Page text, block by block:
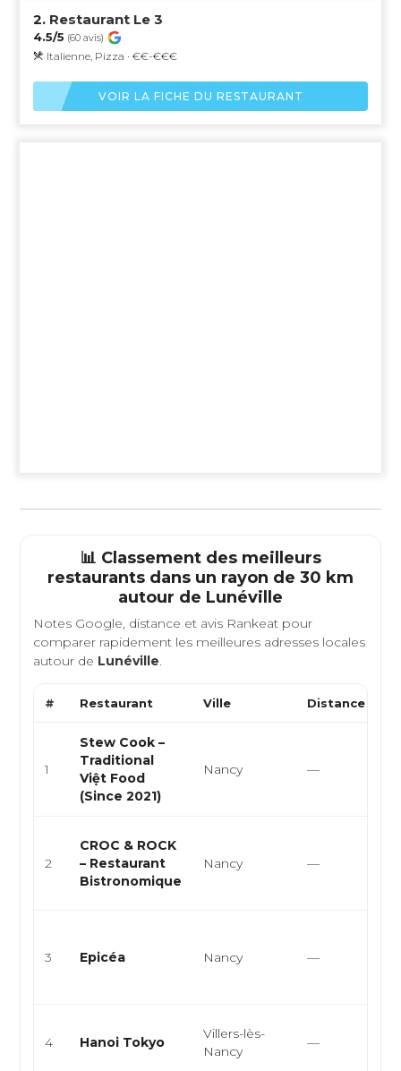
2. Restaurant Le 3
4.5/5 (60 avis)
Italienne, Pizza · €€-€€€
VOIR LA FICHE DU RESTAURANT
📊 Classement des meilleurs
restaurants dans un rayon de 30 km
autour de Lunéville
Notes Google, distance et avis Rankeat pour
comparer rapidement les meilleures adresses locales
autour de Lunéville.
# Restaurant Ville Distance
1
Stew Cook –
Traditional
Việt Food
(Since 2021)
Nancy —
2
CROC & ROCK
– Restaurant
Bistronomique
Nancy —
3 Epicéa Nancy —
4 Hanoi Tokyo
Villers-lès-
Nancy
—